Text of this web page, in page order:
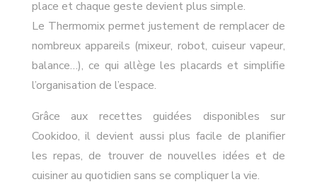
place et chaque geste devient plus simple.
Le Thermomix permet justement de remplacer de
nombreux appareils (mixeur, robot, cuiseur vapeur,
balance…), ce qui allège les placards et simplifie
l’organisation de l’espace.
Grâce aux recettes guidées disponibles sur
Cookidoo, il devient aussi plus facile de planifier
les repas, de trouver de nouvelles idées et de
cuisiner au quotidien sans se compliquer la vie.